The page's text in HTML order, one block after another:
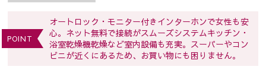
POINT
オートロック・モニター付きインターホンで女性も安
心。ネット無料で接続がスムーズシステムキッチン・
浴室乾燥機乾燥など室内設備も充実。スーパーやコン
ビニが近くにあるため、お買い物にも困りません。